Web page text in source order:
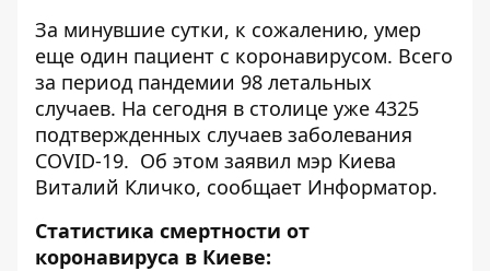
За минувшие сутки, к сожалению, умер
еще один пациент с коронавирусом. Всего
за период пандемии 98 летальных
случаев. На сегодня в столице уже 4325
подтвержденных случаев заболевания
COVID-19. Об этом заявил мэр Киева
Виталий Кличко, сообщает Информатор.
Статистика смертности от
коронавируса в Киеве: